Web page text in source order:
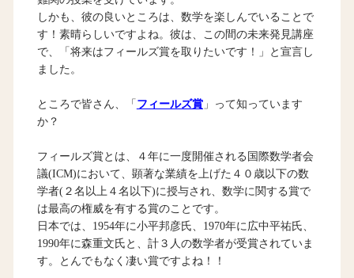
しかも、彼の良いところは、数学を楽しんでいることで
す！素晴らしいですよね。彼は、この間の未来発見講座
で、「将来はフィールズ賞を取りたいです！」と宣言し
ました。
ところで皆さん、「 フィールズ賞」って知っています
か？
フィールズ賞とは、４年に一度開催される国際数学者会
議(ICM)において、顕著な業績を上げた４０歳以下の数
学者(２名以上４名以下)に授与され、数学に関する賞で
は最高の権威を有する賞のことです。
日本では、1954年に小平邦彦氏、1970年に広中平祐氏、
1990年に森重文氏と、計３人の数学者が受賞されていま
す。とんでもなく凄い賞ですよね！！